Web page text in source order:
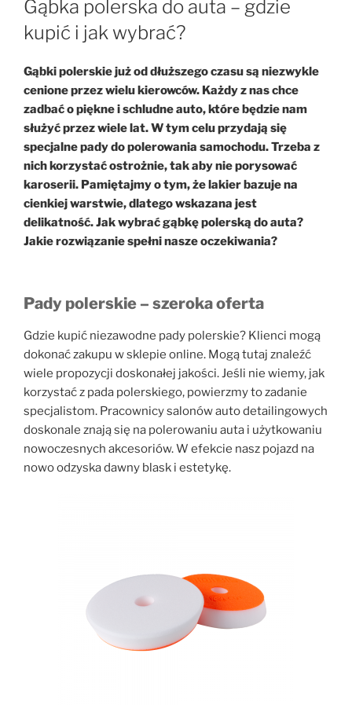
Gąbka polerska do auta – gdzie
kupić i jak wybrać?
Gąbki polerskie już od dłuższego czasu są niezwykle
cenione przez wielu kierowców. Każdy z nas chce
zadbać o piękne i schludne auto, które będzie nam
służyć przez wiele lat. W tym celu przydają się
specjalne pady do polerowania samochodu. Trzeba z
nich korzystać ostrożnie, tak aby nie porysować
karoserii. Pamiętajmy o tym, że lakier bazuje na
cienkiej warstwie, dlatego wskazana jest
delikatność. Jak wybrać gąbkę polerską do auta?
Jakie rozwiązanie spełni nasze oczekiwania?
Pady polerskie – szeroka oferta
Gdzie kupić niezawodne pady polerskie? Klienci mogą
dokonać zakupu w sklepie online. Mogą tutaj znaleźć
wiele propozycji doskonałej jakości. Jeśli nie wiemy, jak
korzystać z pada polerskiego, powierzmy to zadanie
specjalistom. Pracownicy salonów auto detailingowych
doskonale znają się na polerowaniu auta i użytkowaniu
nowoczesnych akcesoriów. W efekcie nasz pojazd na
nowo odzyska dawny blask i estetykę.